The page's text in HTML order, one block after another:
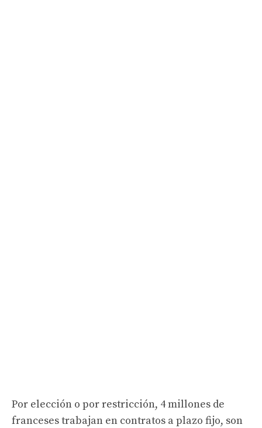
Por elección o por restricción, 4 millones de
franceses trabajan en contratos a plazo fijo, son